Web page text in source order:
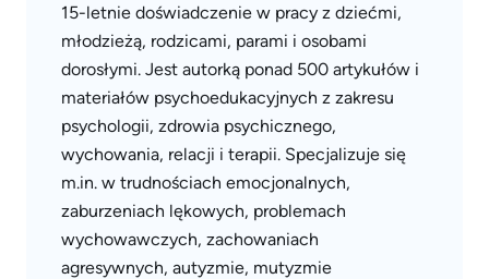
15-letnie doświadczenie w pracy z dziećmi,
młodzieżą, rodzicami, parami i osobami
dorosłymi. Jest autorką ponad 500 artykułów i
materiałów psychoedukacyjnych z zakresu
psychologii, zdrowia psychicznego,
wychowania, relacji i terapii. Specjalizuje się
m.in. w trudnościach emocjonalnych,
zaburzeniach lękowych, problemach
wychowawczych, zachowaniach
agresywnych, autyzmie, mutyzmie